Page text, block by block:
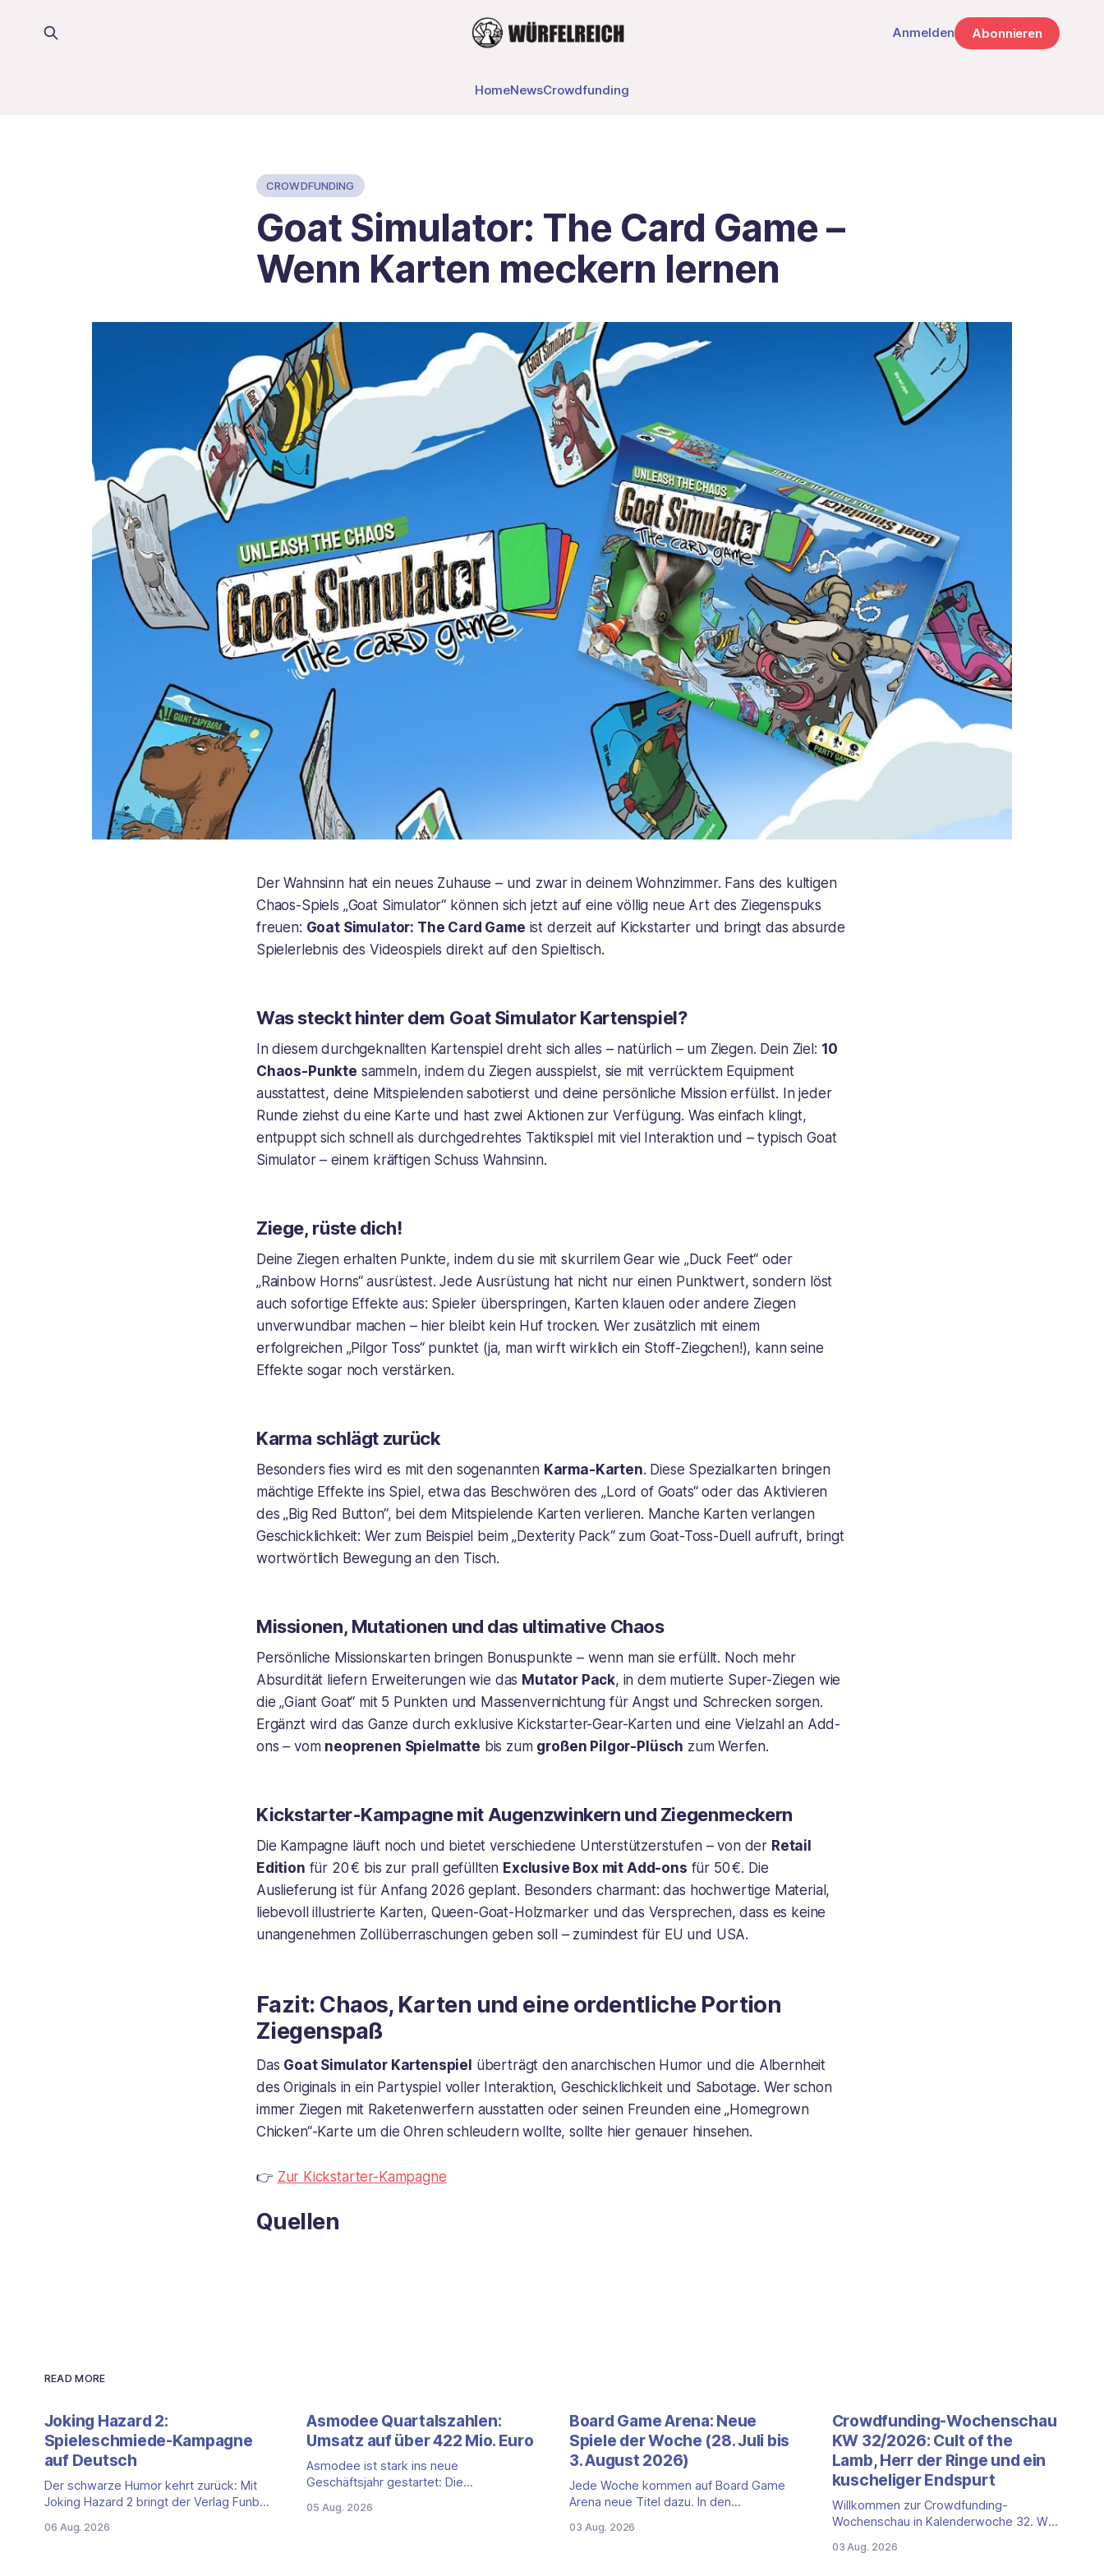
HomeNewsCrowdfunding
Anmelden Abonnieren
CROWDFUNDING
Goat Simulator: The Card Game –
Wenn Karten meckern lernen
Der Wahnsinn hat ein neues Zuhause – und zwar in deinem Wohnzimmer. Fans des kultigen
Chaos-Spiels „Goat Simulator“ können sich jetzt auf eine völlig neue Art des Ziegenspuks
freuen: Goat Simulator: The Card Game ist derzeit auf Kickstarter und bringt das absurde
Spielerlebnis des Videospiels direkt auf den Spieltisch.
Was steckt hinter dem Goat Simulator Kartenspiel?
In diesem durchgeknallten Kartenspiel dreht sich alles – natürlich – um Ziegen. Dein Ziel: 10
Chaos-Punkte sammeln, indem du Ziegen ausspielst, sie mit verrücktem Equipment
ausstattest, deine Mitspielenden sabotierst und deine persönliche Mission erfüllst. In jeder
Runde ziehst du eine Karte und hast zwei Aktionen zur Verfügung. Was einfach klingt,
entpuppt sich schnell als durchgedrehtes Taktikspiel mit viel Interaktion und – typisch Goat
Simulator – einem kräftigen Schuss Wahnsinn.
Ziege, rüste dich!
Deine Ziegen erhalten Punkte, indem du sie mit skurrilem Gear wie „Duck Feet“ oder
„Rainbow Horns“ ausrüstest. Jede Ausrüstung hat nicht nur einen Punktwert, sondern löst
auch sofortige Effekte aus: Spieler überspringen, Karten klauen oder andere Ziegen
unverwundbar machen – hier bleibt kein Huf trocken. Wer zusätzlich mit einem
erfolgreichen „Pilgor Toss“ punktet (ja, man wirft wirklich ein Stoff-Ziegchen!), kann seine
Effekte sogar noch verstärken.
Karma schlägt zurück
Besonders fies wird es mit den sogenannten Karma-Karten. Diese Spezialkarten bringen
mächtige Effekte ins Spiel, etwa das Beschwören des „Lord of Goats“ oder das Aktivieren
des „Big Red Button“, bei dem Mitspielende Karten verlieren. Manche Karten verlangen
Geschicklichkeit: Wer zum Beispiel beim „Dexterity Pack“ zum Goat-Toss-Duell aufruft, bringt
wortwörtlich Bewegung an den Tisch.
Missionen, Mutationen und das ultimative Chaos
Persönliche Missionskarten bringen Bonuspunkte – wenn man sie erfüllt. Noch mehr
Absurdität liefern Erweiterungen wie das Mutator Pack, in dem mutierte Super-Ziegen wie
die „Giant Goat“ mit 5 Punkten und Massenvernichtung für Angst und Schrecken sorgen.
Ergänzt wird das Ganze durch exklusive Kickstarter-Gear-Karten und eine Vielzahl an Add-
ons – vom neoprenen Spielmatte bis zum großen Pilgor-Plüsch zum Werfen.
Kickstarter-Kampagne mit Augenzwinkern und Ziegenmeckern
Die Kampagne läuft noch und bietet verschiedene Unterstützerstufen – von der Retail
Edition für 20 € bis zur prall gefüllten Exclusive Box mit Add-ons für 50 €. Die
Auslieferung ist für Anfang 2026 geplant. Besonders charmant: das hochwertige Material,
liebevoll illustrierte Karten, Queen-Goat-Holzmarker und das Versprechen, dass es keine
unangenehmen Zollüberraschungen geben soll – zumindest für EU und USA.
Fazit: Chaos, Karten und eine ordentliche Portion
Ziegenspaß
Das Goat Simulator Kartenspiel überträgt den anarchischen Humor und die Albernheit
des Originals in ein Partyspiel voller Interaktion, Geschicklichkeit und Sabotage. Wer schon
immer Ziegen mit Raketenwerfern ausstatten oder seinen Freunden eine „Homegrown
Chicken“-Karte um die Ohren schleudern wollte, sollte hier genauer hinsehen.
👉 Zur Kickstarter-Kampagne
Quellen
READ MORE
Joking Hazard 2:
Spieleschmiede-Kampagne
auf Deutsch
Der schwarze Humor kehrt zurück: Mit
Joking Hazard 2 bringt der Verlag Funbot
Party-Kartenspiels von den Machern von
06 Aug. 2026
Asmodee Quartalszahlen:
Umsatz auf über 422 Mio. Euro
Asmodee ist stark ins neue
Geschäftsjahr gestartet: Die
(April bis Juni 2026) fallen deutlich aus —
05 Aug. 2026
Board Game Arena: Neue
Spiele der Woche (28. Juli bis
3. August 2026)
Jede Woche kommen auf Board Game
Arena neue Titel dazu. In den
Titel auf der Plattform gestartet: die
03 Aug. 2026
Crowdfunding-Wochenschau
KW 32/2026: Cult of the
Lamb, Herr der Ringe und ein
kuscheliger Endspurt
Willkommen zur Crowdfunding-
Wochenschau in Kalenderwoche 32. Wir
Gamefound, Kickstarter und in der
03 Aug. 2026